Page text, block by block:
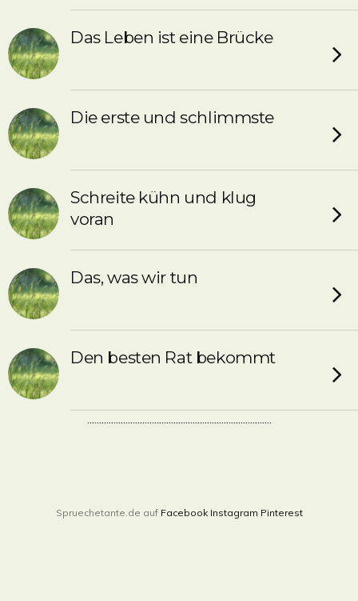
Das Leben ist eine Brücke
Die erste und schlimmste
Schreite kühn und klug
voran
Das, was wir tun
Den besten Rat bekommt
.............................................................................
Spruechetante.de auf Facebook Instagram Pinterest